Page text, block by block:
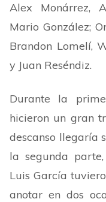
Alex Monárrez,
Mario González;
Brandon Lomelí,
y Juan Reséndiz.
Durante la
hicieron un gran
descanso llegaría
la segunda
Luis García
anotar en dos